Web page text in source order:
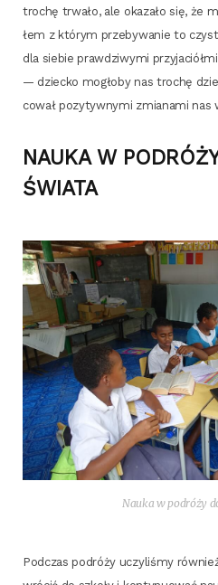
tro­chę trwa­ło, ale oka­za­ło się, że
łem z któ­rym prze­by­wa­nie to
dla sie­bie praw­dzi­wy­mi
— dziec­ko mogło­by nas tro­chę
co­wał pozy­tyw­ny­mi zmia­na­mi nas
NAUKA W
ŚWIATA
Nauka w podró­ży
Pod­czas podró­ży uczy­li­śmy